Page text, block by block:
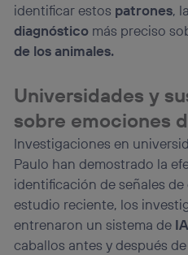
identificar estos patrones,
diagnóstico más preciso
de los animales.
Universidades y
sobre emociones
Investigaciones en
Paulo han demostrado la
identificación de señales de
estudio reciente, los
entrenaron un sistema de IA
caballos antes y después